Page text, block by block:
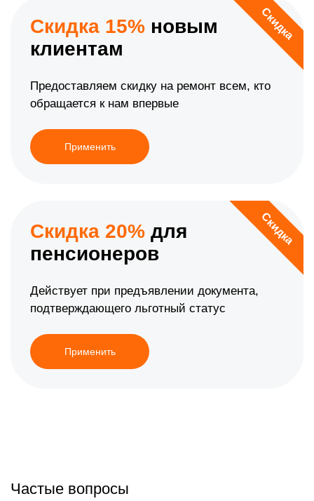
Скидка
Скидка 15% новым
клиентам
Предоставляем скидку на ремонт всем, кто
обращается к нам впервые
Применить
Скидка
Скидка 20% для
пенсионеров
Действует при предъявлении документа,
подтверждающего льготный статус
Применить
Частые вопросы